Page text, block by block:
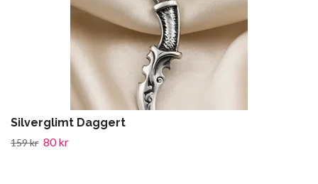
Silverglimt Daggert
159 kr 80 kr